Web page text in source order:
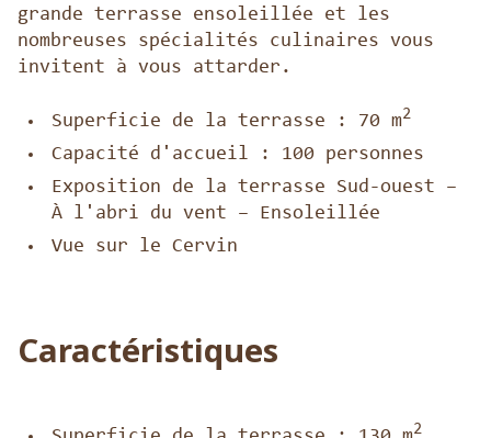
grande terrasse ensoleillée et les
nombreuses spécialités culinaires vous
invitent à vous attarder.
Superficie de la terrasse : 70 m2
Capacité d'accueil : 100 personnes
Exposition de la terrasse Sud-ouest –
À l'abri du vent – Ensoleillée
Vue sur le Cervin
Caractéristiques
2